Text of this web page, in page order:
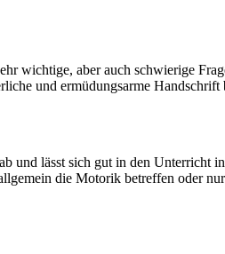
wichtige, aber auch schwierige
und ermüdungsarme
und lässt sich gut in den Unterricht
die Motorik betreffen oder